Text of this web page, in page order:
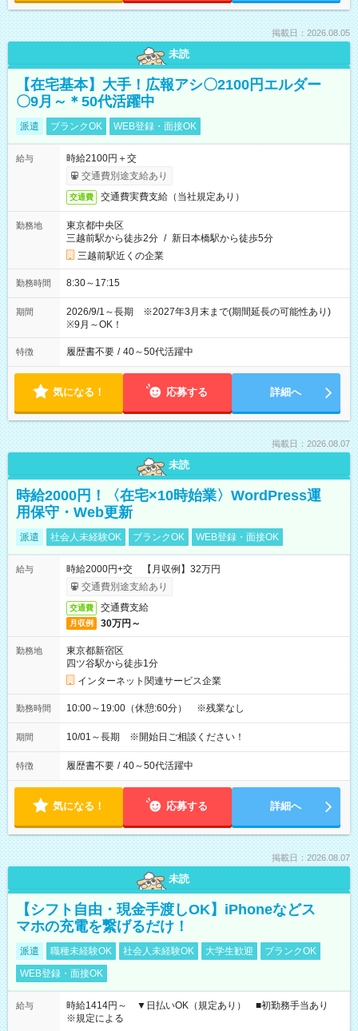
掲載日：2026.08.05
未読
【在宅基本】大手！広報アシ〇2100円エルダー
〇9月～＊50代活躍中
派遣 ブランクOK WEB登録・面接OK
給与
時給2100円＋交
交通費別途支給あり
交通費 交通費実費支給（当社規定あり）
勤務地
東京都中央区
三越前駅から徒歩2分 / 新日本橋駅から徒歩5分
三越前駅近くの企業
勤務時間 8:30～17:15
期間
2026/9/1～長期 ※2027年3月末まで(期間延長の可能性あり)
※9月～OK！
特徴 履歴書不要 / 40～50代活躍中
気になる！ 応募する 詳細へ
掲載日：2026.08.07
未読
時給2000円！〈在宅×10時始業〉WordPress運
用保守・Web更新
派遣 社会人未経験OK ブランクOK WEB登録・面接OK
給与
時給2000円+交 【月収例】32万円
交通費別途支給あり
交通費 交通費支給
月収例 30万円～
勤務地
東京都新宿区
四ツ谷駅から徒歩1分
インターネット関連サービス企業
勤務時間 10:00～19:00（休憩:60分） ※残業なし
期間 10/01～長期 ※開始日ご相談ください！
特徴 履歴書不要 / 40～50代活躍中
気になる！ 応募する 詳細へ
掲載日：2026.08.07
未読
【シフト自由・現金手渡しOK】iPhoneなどス
マホの充電を繋げるだけ！
派遣 職種未経験OK 社会人未経験OK 大学生歓迎
ブランクOK
WEB登録・面接OK
給与
時給1414円～ ▼日払いOK（規定あり） ■初勤務手当あり
※規定による